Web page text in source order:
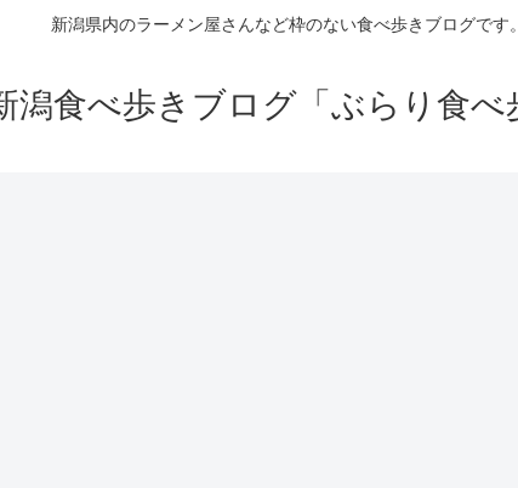
新潟県内のラーメン屋さんなど枠のない食べ歩きブログです
潟食べ歩きブログ「ぶらり食